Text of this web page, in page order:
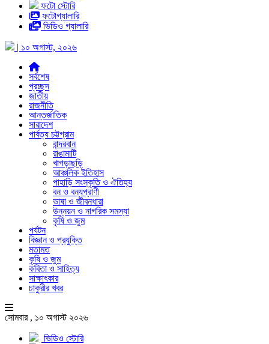
ফটো স্টোরি
ফটোগ্যালারি
ভিডিও গ্যালারি
| ১০ অগাস্ট, ২০২৬
সর্বশেষ
প্রচ্ছদ
জাতীয়
রাজনীতি
আন্তর্জাতিক
সারাদেশ
পার্বত্য চট্টগ্রাম
বান্দরবান
রাঙামাটি
খাগড়াছড়ি
আঞ্চলিক ইতিহাস
পাহাড়ি সংস্কৃতি ও ঐতিহ্য
বন ও বন্যপ্রাণী
ভাষা ও জীবনধারা
উন্নয়ন ও নাগরিক সমস্যা
কৃষি ও জুম
পর্যটন
বিজ্ঞান ও প্রযুক্তি
মতামত
কৃষি ও জুম
কবিতা ও সাহিত্য
সাক্ষাৎকার
চাকুরীর খবর
সোমবার , ১০ অগাস্ট ২০২৬
ভিডিও স্টোরি